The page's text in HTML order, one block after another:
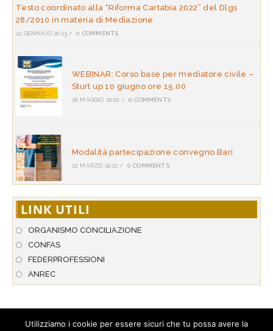
Testo coordinato alla “Riforma Cartabia 2022” del Dlgs
28/2010 in materia di Mediazione
12 GENNAIO 2023 / 0 COMMENTS
WEBINAR: Corso base per mediatore civile –
Sturt up 10 giugno ore 15.00
26 MAGGIO 2022 / 0 COMMENTS
Modalità partecipazione convegno Bari
22 MARZO 2022 / 0 COMMENTS
LINK UTILI
ORGANISMO CONCILIAZIONE
CONFAS
FEDERPROFESSIONI
ANREC
Utilizziamo i cookie per essere sicuri che tu possa avere la